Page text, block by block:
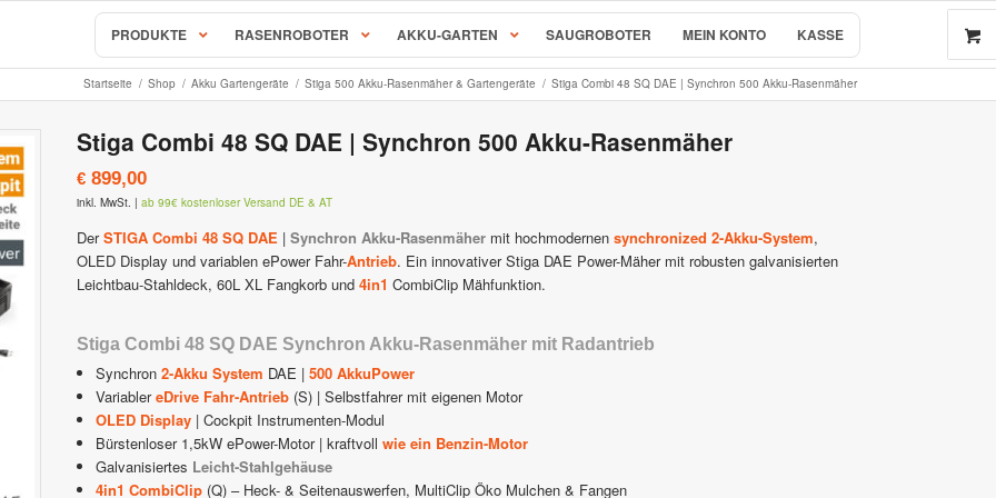
PRODUKTE
RC & RX Serie
& Ersatzteile
& Rasenroboter
& RockNeo Mähroboter
Zubehör & Ersatzteile
Zubehör & Ersatzteile
AL-KO & SOLO Mähroboter
SOLO Robolinho Mähroboter | by AL-KO
ALKO | SOLO Robolinho Zubehör & Ersatzteile
STIHL iMow Mähroboter
Ambrogio Mähroboter
Ambrogio Zubehör & Ersatzteile
Stiga AutoClip Rasenroboter
RASENROBOTER AKKU-GARTEN SAUGROBOTER MEIN KONTO KASSE
Startseite / Shop / Akku Gartengeräte / Stiga 500 Akku-Rasenmäher & Gartengeräte / Stiga Combi 48 SQ DAE | Synchron 500 Akku-Rasenmäher
Stiga Combi 48 SQ DAE | Synchron 500 Akku-Rasenmäher
€ 899,00
inkl. MwSt. | ab 99€ kostenloser Versand DE & AT
DerSTIGA Combi 48 SQ DAE | Synchron Akku-Rasenmäher mit hochmodernen synchronized 2-Akku-System,
OLED Display und variablen ePower Fahr-Antrieb. Ein innovativer Stiga DAE Power-Mäher mit robusten galvanisierten
Leichtbau-Stahldeck, 60L XL Fangkorb und 4in1 CombiClip Mähfunktion.
Stiga Combi 48 SQ DAE Synchron Akku-Rasenmäher mit Radantrieb
Synchron 2-Akku System DAE | 500 AkkuPower
VariablereDrive Fahr-Antrieb(S) | Selbstfahrer mit eigenen Motor
OLED Display| Cockpit Instrumenten-Modul
Bürstenloser 1,5kW ePower-Motor | kraftvoll wie ein Benzin-Motor
Galvanisiertes Leicht-Stahlgehäuse
4in1 CombiClip(Q) – Heck- & Seitenauswerfen, MultiClip Öko Mulchen & Fangen